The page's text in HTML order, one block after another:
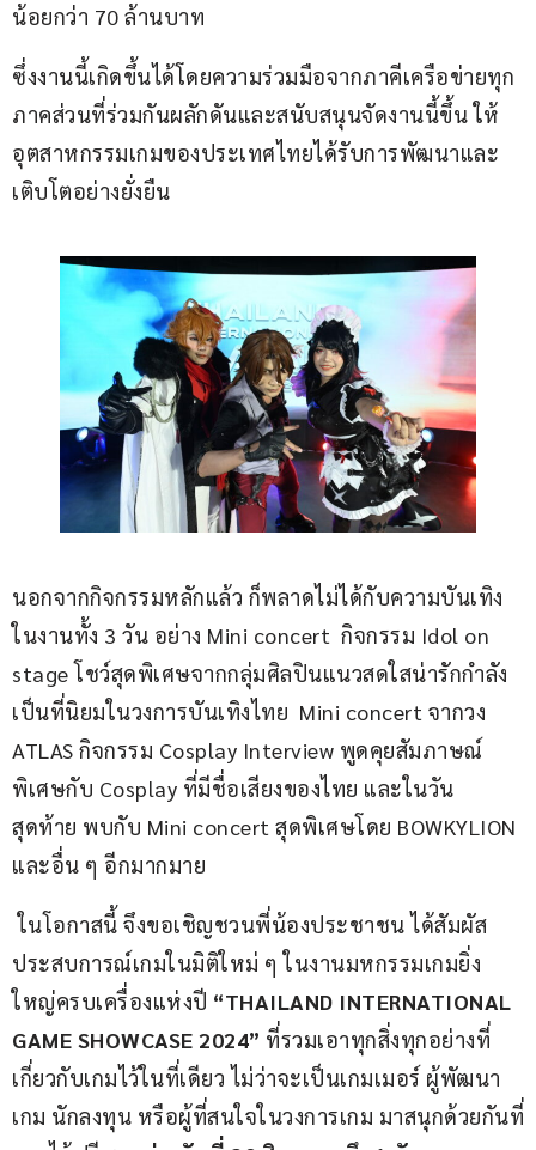
น้อยกว่า 70 ล้านบาท
ซึ่งงานนี้เกิดขึ้นได้โดยความร่วมมือจากภาคีเครือข่ายทุก
ภาคส่วนที่ร่วมกันผลักดันและสนับสนุนจัดงานนี้ขึ้น ให้
อุตสาหกรรมเกมของประเทศไทยได้รับการพัฒนาและ
เติบโตอย่างยั่งยืน
นอกจากกิจกรรมหลักแล้ว ก็พลาดไม่ได้กับความบันเทิง
ในงานทั้ง 3 วัน อย่าง Mini concert  กิจกรรม Idol on
stage โชว์สุดพิเศษจากกลุ่มศิลปินแนวสดใสน่ารักกำลัง
เป็นที่นิยมในวงการบันเทิงไทย  Mini concert จากวง
ATLAS กิจกรรม Cosplay Interview พูดคุยสัมภาษณ์
พิเศษกับ Cosplay ที่มีชื่อเสียงของไทย และในวัน
สุดท้าย พบกับ Mini concert สุดพิเศษโดย BOWKYLION
และอื่น ๆ อีกมากมาย
ในโอกาสนี้ จึงขอเชิญชวนพี่น้องประชาชน ได้สัมผัส
ประสบการณ์เกมในมิติใหม่ ๆ ในงานมหกรรมเกมยิ่ง
ใหญ่ครบเครื่องแห่งปี “THAILAND INTERNATIONAL
GAME SHOWCASE 2024” ที่รวมเอาทุกสิ่งทุกอย่างที่
เกี่ยวกับเกมไว้ในที่เดียว ไม่ว่าจะเป็นเกมเมอร์ ผู้พัฒนา
เกม นักลงทุน หรือผู้ที่สนใจในวงการเกม มาสนุกด้วยกันที่